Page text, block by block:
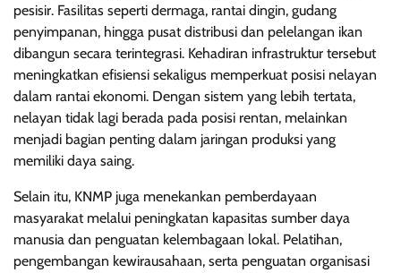
pesisir. Fasilitas seperti dermaga, rantai dingin, gudang
penyimpanan, hingga pusat distribusi dan pelelangan ikan
dibangun secara terintegrasi. Kehadiran infrastruktur tersebut
meningkatkan efisiensi sekaligus memperkuat posisi nelayan
dalam rantai ekonomi. Dengan sistem yang lebih tertata,
nelayan tidak lagi berada pada posisi rentan, melainkan
menjadi bagian penting dalam jaringan produksi yang
memiliki daya saing.
Selain itu, KNMP juga menekankan pemberdayaan
masyarakat melalui peningkatan kapasitas sumber daya
manusia dan penguatan kelembagaan lokal. Pelatihan,
pengembangan kewirausahaan, serta penguatan organisasi